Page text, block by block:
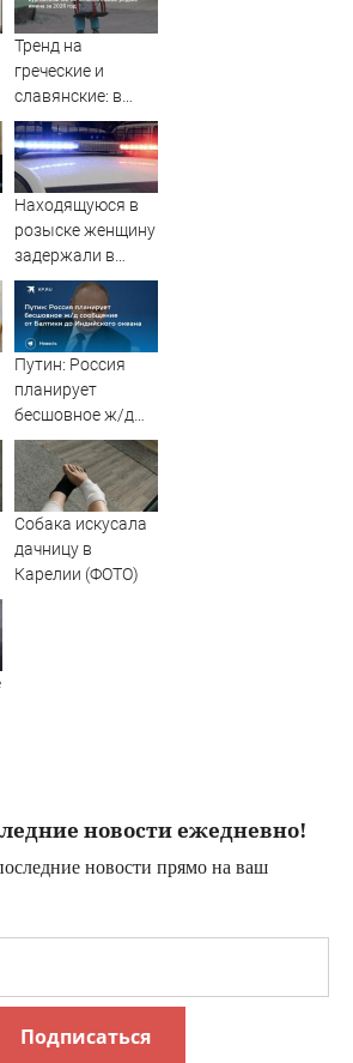
Тренд на
греческие и
славянские: в
курганском ЗАГСе
назвали самые
редкие имена за
2026 год
Находящуюся в
розыске женщину
задержали в
Мурманске
Путин: Россия
планирует
бесшовное ж/д
сообщение от
Балтики до
Индийского
океана
Собака искусала
дачницу в
Карелии (ФОТО)
новости ежедневно!
новости прямо на ваш
Подписаться